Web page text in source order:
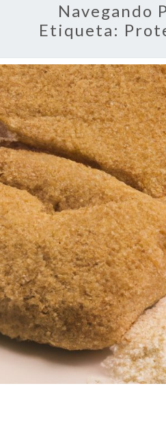
Navegando
Etiqueta: